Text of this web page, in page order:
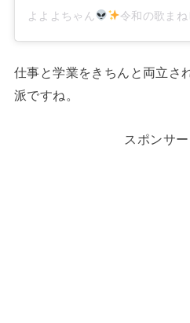
よよよちゃん 令和の歌まねヒロイ
仕事と学業をきちんと両立さ
派ですね。
スポンサ